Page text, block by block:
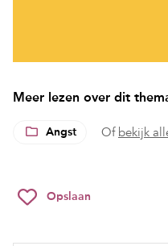
Meer lezen over dit
Angst Of bekijk
Opslaan